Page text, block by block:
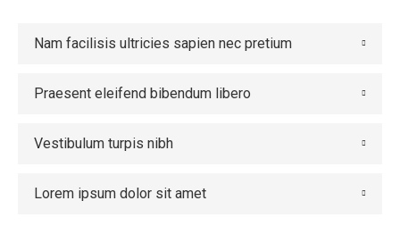
Nam facilisis ultricies sapien nec pretium
Praesent eleifend bibendum libero
Vestibulum turpis nibh
Lorem ipsum dolor sit amet